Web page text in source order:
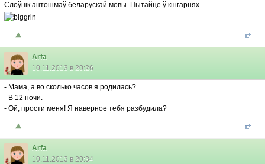
Слоўнік антонімаў беларускай мовы. Пытайце ў кнігарнях.
Arfa
10.11.2013 в 20:26
- Мама, а во сколько часов я родилась?
- В 12 ночи.
- Ой, прости меня! Я наверное тебя разбудила?
Arfa
10.11.2013 в 20:34